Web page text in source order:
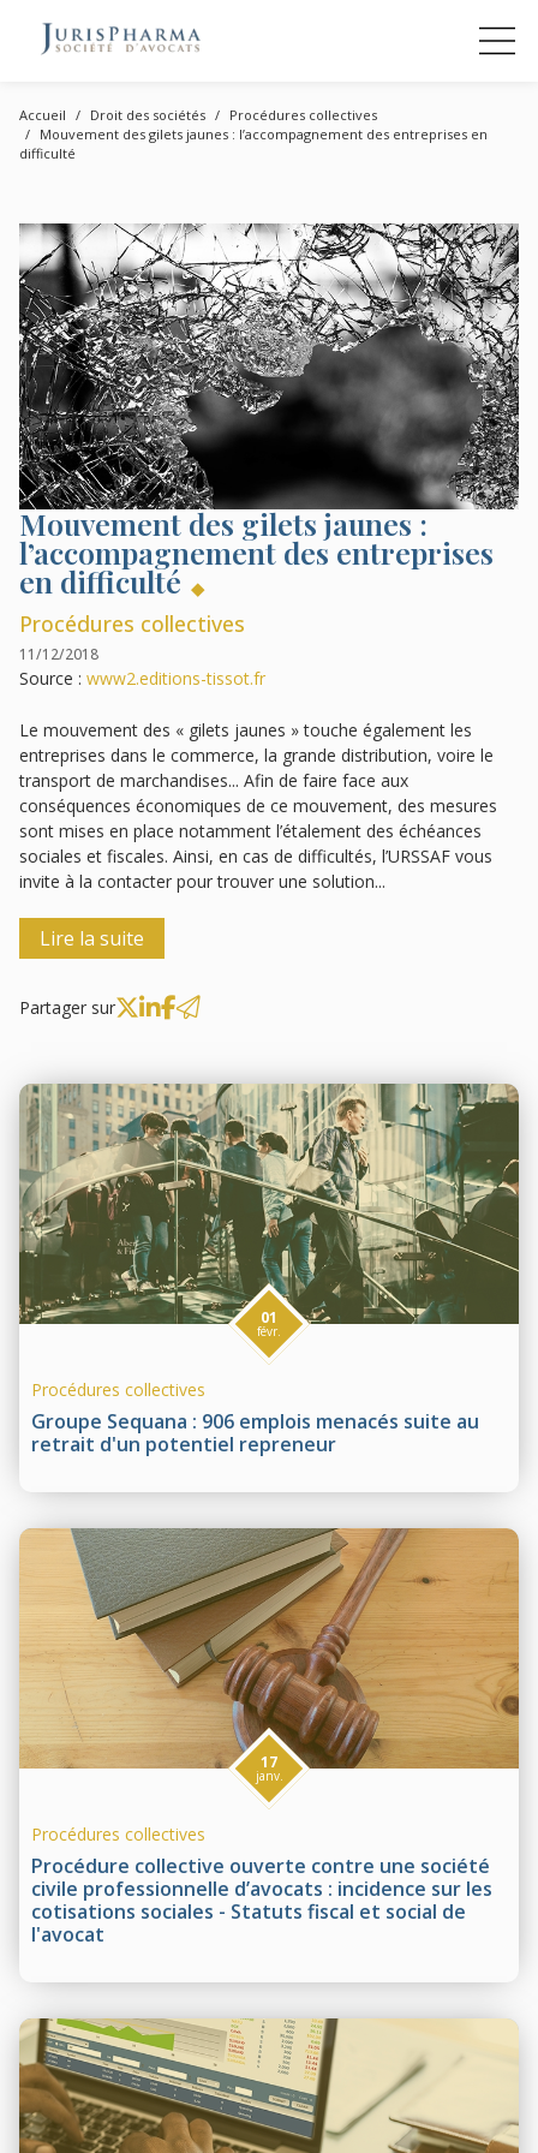
Accueil Droit des sociétés
Procédures collectives
Mouvement des gilets jaunes : l’accompagnement des entreprises en
difficulté
Mouvement des gilets jaunes :
l’accompagnement des entreprises
en difficulté
Procédures collectives
11/12/2018
Source : www2.editions-tissot.fr
Le mouvement des « gilets jaunes » touche également les
entreprises dans le commerce, la grande distribution, voire le
transport de marchandises... Afin de faire face aux
conséquences économiques de ce mouvement, des mesures
sont mises en place notamment l’étalement des échéances
sociales et fiscales. Ainsi, en cas de difficultés, l’URSSAF vous
invite à la contacter pour trouver une solution...
Lire la suite
Partager sur
Groupe Sequana : 906 emplois menacés suite au
retrait d'un potentiel repreneur
01
févr.
Procédures collectives
Procédure collective ouverte contre une société
civile professionnelle d’avocats : incidence sur les
cotisations sociales - Statuts fiscal et social de
l'avocat
17
janv.
Procédures collectives